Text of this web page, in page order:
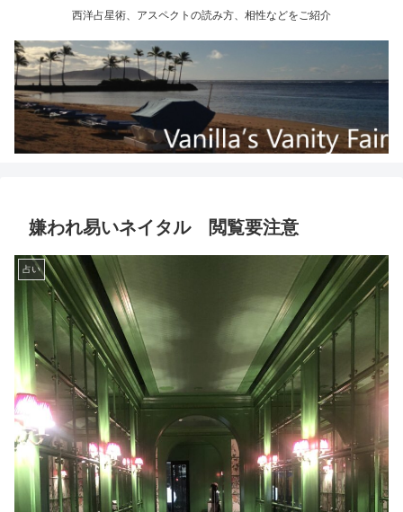
西洋占星術、アスペクトの読み方、相性などをご紹介
嫌われ易いネイタル 閲覧要注意
占い